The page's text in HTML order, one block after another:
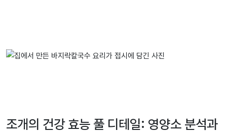
조개의 건강 효능 풀 디테일: 영양소 분석과